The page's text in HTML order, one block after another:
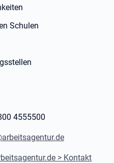
Schulen
4555500
> Kontakt